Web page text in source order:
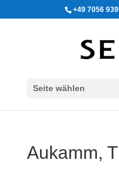
+49 7056
Seite wählen
Aukamm,